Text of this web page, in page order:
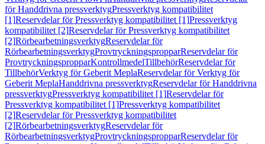
för Handdrivna pressverktygPressverktyg kompatibilitet
[1]Reservdelar för Pressverktyg kompatibilitet [1]Pressverktyg
kompatibilitet [2]Reservdelar för Pressverktyg kompatibilitet
[2]RörbearbetningsverktygReservdelar för
RörbearbetningsverktygProvtryckningspropparReservdelar för
ProvtryckningspropparKontrollmedelTillbehörReservdelar för
TillbehörVerktyg för Geberit MeplaReservdelar för Verktyg för
Geberit MeplaHanddrivna pressverktygReservdelar för Handdrivna
pressverktygPressverktyg kompatibilitet [1]Reservdelar för
Pressverktyg kompatibilitet [1]Pressverktyg kompatibilitet
[2]Reservdelar för Pressverktyg kompatibilitet
[2]RörbearbetningsverktygReservdelar för
RörbearbetningsverktygProvtryckningspropparReservdelar för